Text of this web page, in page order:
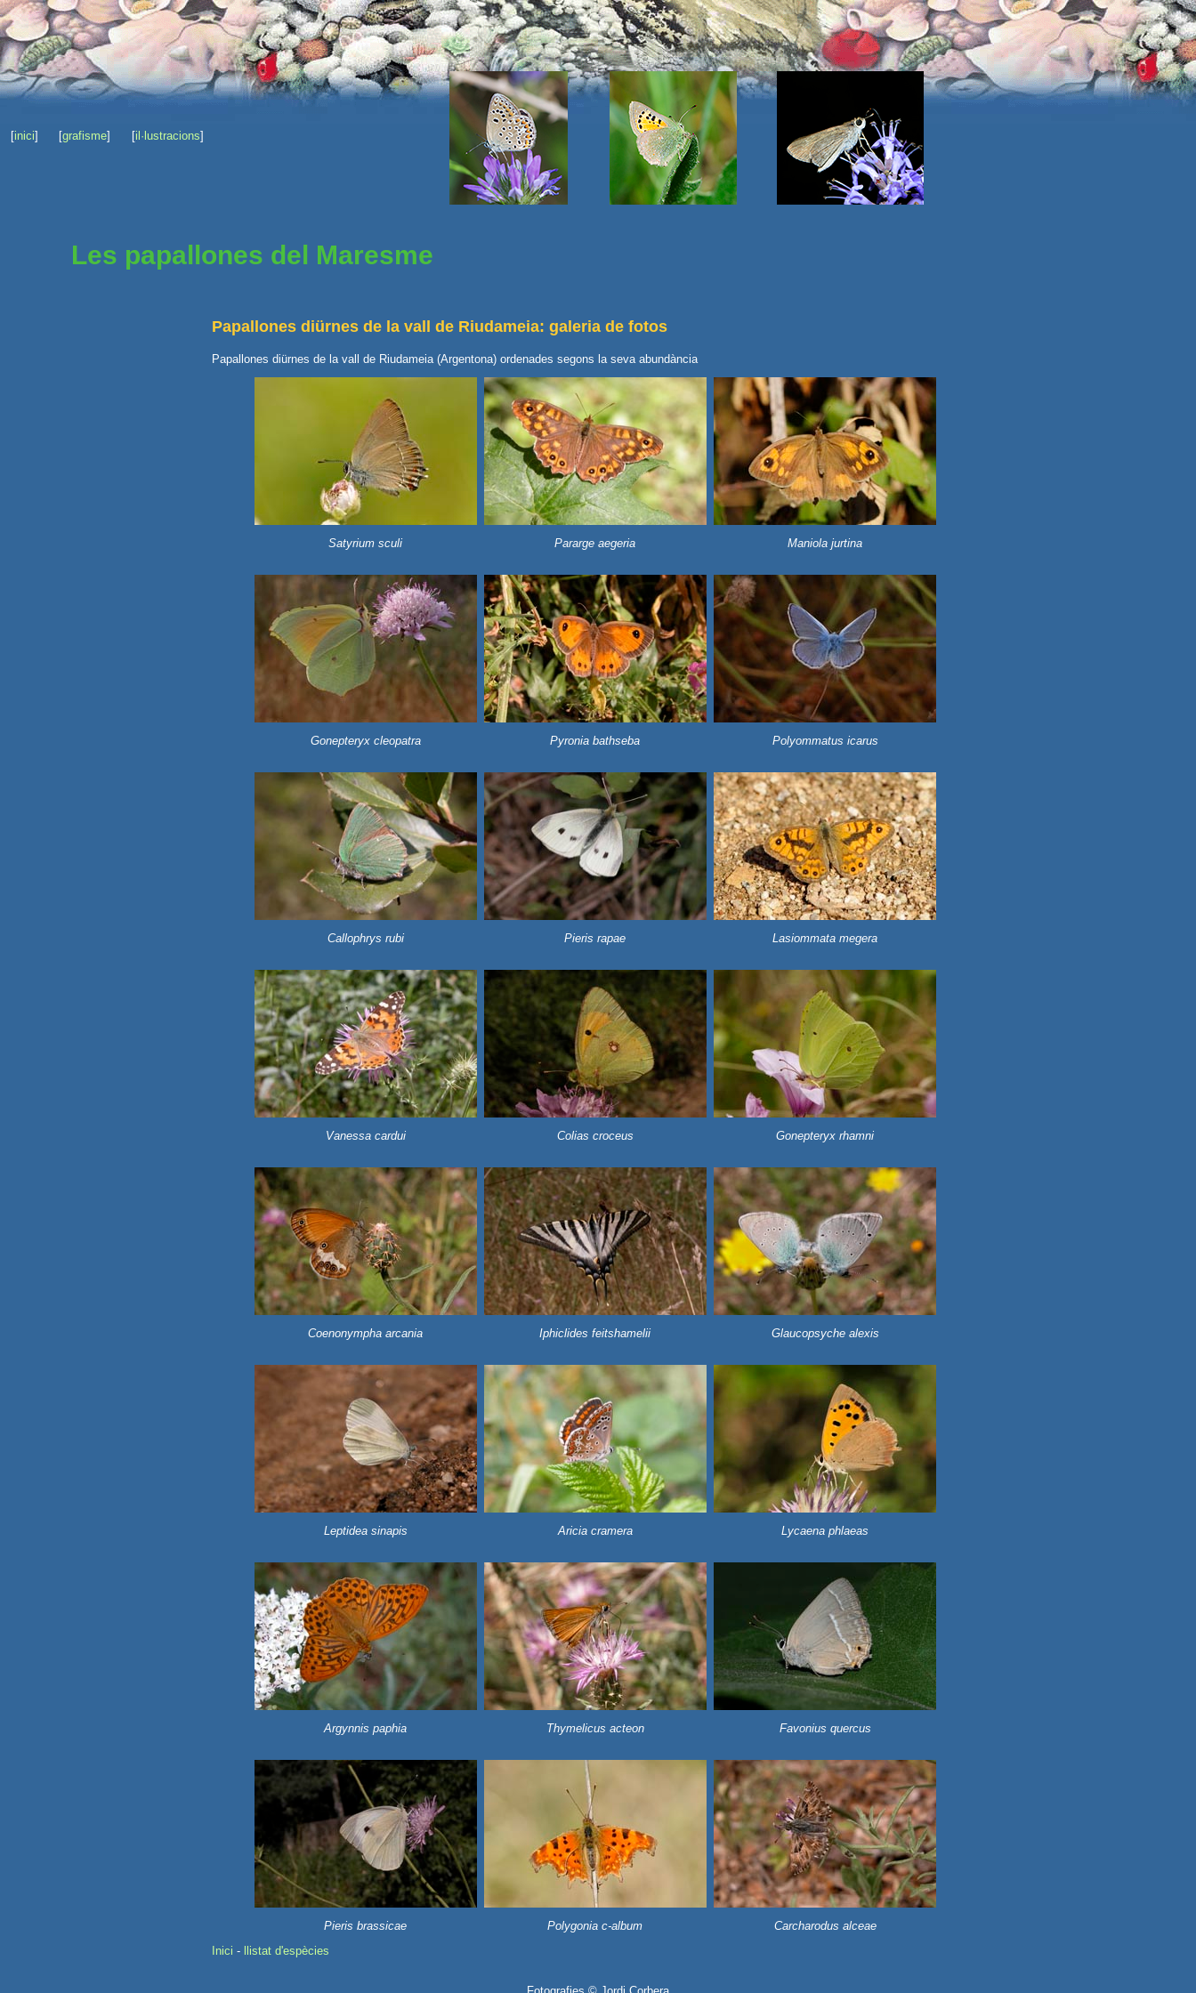
[inici] [grafisme] [il·lustracions]
Les papallones del Maresme
Papallones diürnes de la vall de Riudameia: galeria de fotos
Papallones diürnes de la vall de Riudameia (Argentona) ordenades segons la seva abundància
Satyrium sculi Pararge aegeria Maniola jurtina
Gonepteryx cleopatra Pyronia bathseba Polyommatus icarus
Callophrys rubi Pieris rapae Lasiommata megera
Vanessa cardui Colias croceus Gonepteryx rhamni
Coenonympha arcania Iphiclides feitshamelii Glaucopsyche alexis
Leptidea sinapis Aricia cramera Lycaena phlaeas
Argynnis paphia Thymelicus acteon Favonius quercus
Pieris brassicae Polygonia c-album
Carcharodus alceae
Inici - llistat d'espècies